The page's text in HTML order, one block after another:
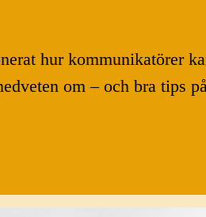
hur kommunikatörer
om – och bra tips